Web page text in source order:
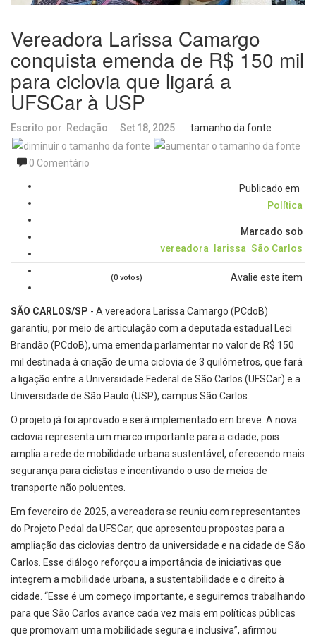
Vereadora Larissa Camargo
conquista emenda de R$ 150 mil
para ciclovia que ligará a
UFSCar à USP
Escrito por Redação Set 18, 2025 tamanho da fonte
0 Comentário
Publicado em
Política
Marcado sob
vereadora
larissa São Carlos
Avalie este item
(0 votos)
SÃO CARLOS/SP - A vereadora Larissa Camargo (PCdoB)
garantiu, por meio de articulação com a deputada estadual Leci
Brandão (PCdoB), uma emenda parlamentar no valor de R$ 150
mil destinada à criação de uma ciclovia de 3 quilômetros, que fará
a ligação entre a Universidade Federal de São Carlos (UFSCar) e a
Universidade de São Paulo (USP), campus São Carlos.
O projeto já foi aprovado e será implementado em breve. A nova
ciclovia representa um marco importante para a cidade, pois
amplia a rede de mobilidade urbana sustentável, oferecendo mais
segurança para ciclistas e incentivando o uso de meios de
transporte não poluentes.
Em fevereiro de 2025, a vereadora se reuniu com representantes
do Projeto Pedal da UFSCar, que apresentou propostas para a
ampliação das ciclovias dentro da universidade e na cidade de São
Carlos. Esse diálogo reforçou a importância de iniciativas que
integrem a mobilidade urbana, a sustentabilidade e o direito à
cidade. “Esse é um começo importante, e seguiremos trabalhando
para que São Carlos avance cada vez mais em políticas públicas
que promovam uma mobilidade segura e inclusiva”, afirmou